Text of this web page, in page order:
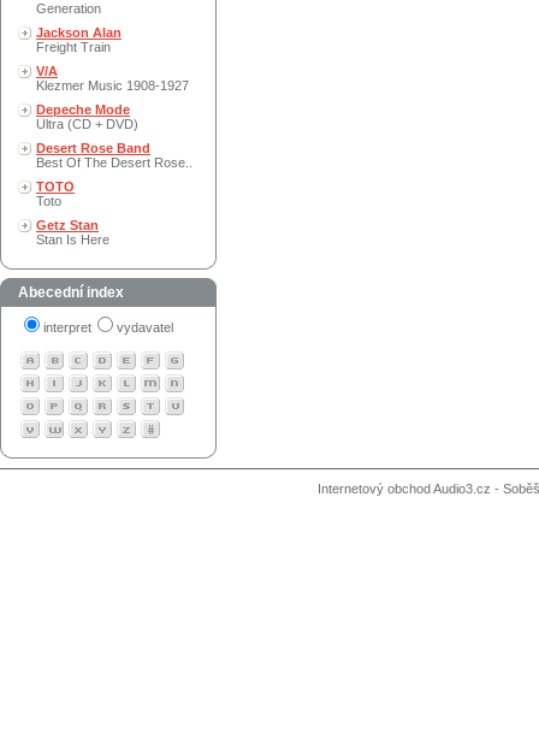
Generation
Jackson Alan
Freight Train
V/A
Klezmer Music 1908-1927
Depeche Mode
Ultra (CD + DVD)
Desert Rose Band
Best Of The Desert Rose..
TOTO
Toto
Getz Stan
Stan Is Here
Abecední index
interpret vydavatel
Internetový obchod Audio3.cz -